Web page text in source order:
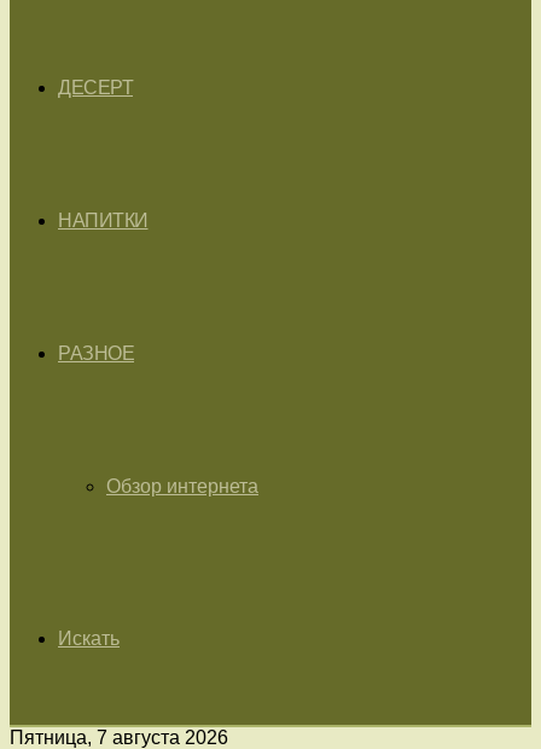
ДЕСЕРТ
НАПИТКИ
РАЗНОЕ
Обзор интернета
Искать
Пятница, 7 августа 2026